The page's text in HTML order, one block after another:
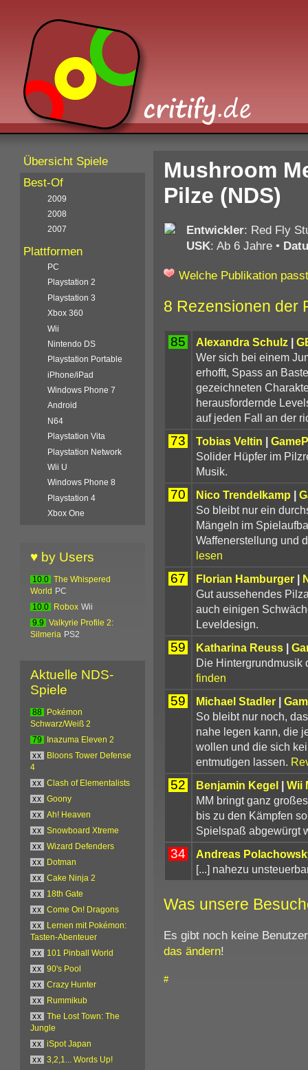
Mushroom
Pilze (NDS)
Entwickler: Red Fly
USK: Ab 6 Jahre•
Welche Publikation
8 Rezensionen der
85 Alexandra Schulz |
Wer sich bei einem
erhofft, Spass an
gezeichneten
herausfordernde
auf jeden Fall an der
73 Tobias Veltin |
Solider Hüpfer im
Musik.
70 Nico Trendelkamp |
So bleibt nur ein
Mängeln im
Waffenerstellung und
lesen
67 Florian Hamburger|
Gut aussehendes
auch einigen
Leveldesign.
59 Katharina Reuss|
Die Hintergrundmusik
finden
59 Michael Stadler|
So bleibt nur noch,
nahe legen kann, die
wollen und die sich
entmutigen lassen.
52 Benjamin Kegel| Wii
MM bringt ganz
bis zu den Kämpfen
Spielspaß abgewürgt
34
Andreas
[...] nahezu
Was unsere
Es gibt noch keine
das ändern!
#
Übersicht Spiele
Best-Of
2009
2008
2007
Plattformen
PC
Playstation 2
Playstation 3
Xbox 360
Wii
Nintendo DS
Playstation Portable
iPhone/iPad
Windows Phone 7
Android
N64
Playstation Vita
Playstation Network
Wii U
Windows Phone 8
Playstation 4
Xbox One
♥ by Users
10.0
The Whispered
World
PC
10.0
Robox Wii
9.9
Valkyrie Profile 2:
Silmeria PS2
Aktuelle NDS-
Spiele
88
Pokémon
Schwarz/Weiß 2
79
Inazuma Eleven 2
xx
Bloons Tower Defense
4
xx
Clash of Elementalists
xx
Goony
xx
Ah! Heaven
xx
Snowboard Xtreme
xx
Wizard Defenders
xx
Dotman
xx
Cake Ninja 2
xx
18th Gate
xx
Come On! Dragons
xx
Lernen mit Pokémon:
Tasten-Abenteuer
xx
101 Pinball World
xx
90's Pool
xx
Crazy Hunter
xx
Rummikub
xx
The Lost Town: The
Jungle
xx
iSpot Japan
xx
3,2,1... Words Up!